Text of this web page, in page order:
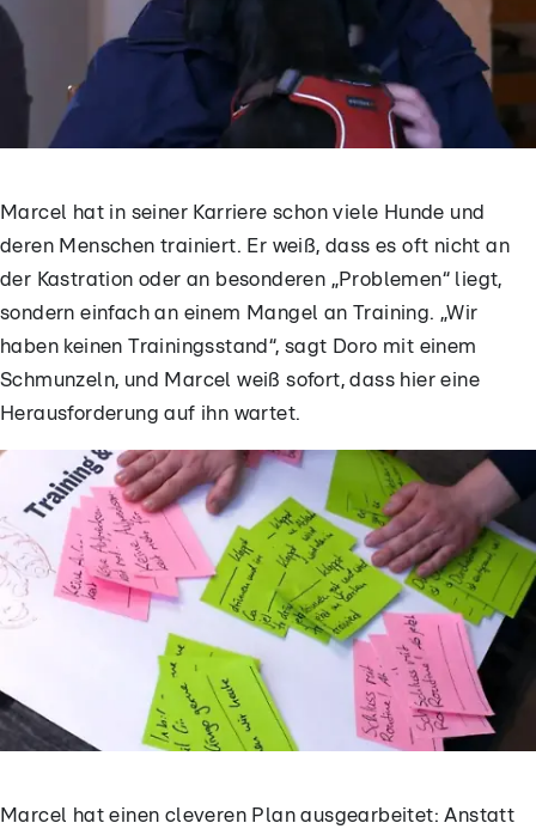
Marcel hat in seiner Karriere schon viele Hunde und
deren Menschen trainiert. Er weiß, dass es oft nicht an
der Kastration oder an besonderen „Problemen“ liegt,
sondern einfach an einem Mangel an Training. „Wir
haben keinen Trainingsstand“, sagt Doro mit einem
Schmunzeln, und Marcel weiß sofort, dass hier eine
Herausforderung auf ihn wartet.
Marcel hat einen cleveren Plan ausgearbeitet: Anstatt